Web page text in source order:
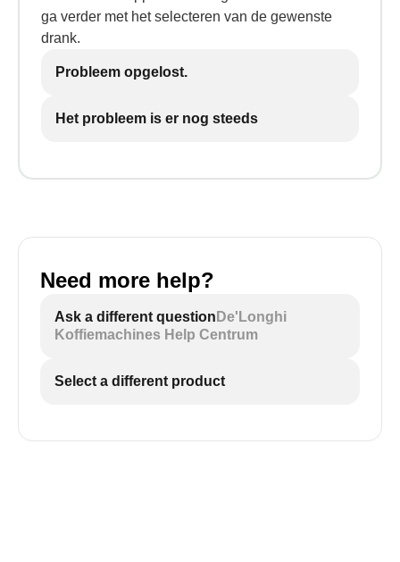
ga verder met het selecteren van de gewenste
drank.
Probleem opgelost.
Het probleem is er nog steeds
Need more help?
Ask a different question De'Longhi
Koffiemachines Help Centrum
Select a different product